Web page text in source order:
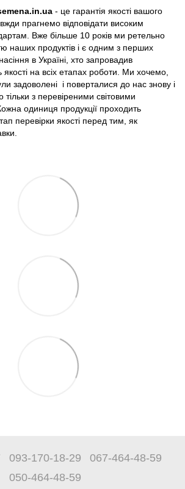
- це гарантія якості вашого
прагнемо відповідати високим
Вже більше 10 років ми ретельно
наших продуктів і є одним з перших
в Україні, хто запровадив
на всіх етапах роботи. Ми хочемо,
задоволені і поверталися до нас знову і
з перевіреними світовими
одиниця продукції проходить
перевірки якості перед тим, як
093-170-18-29
067-464-48-59
050-464-48-59